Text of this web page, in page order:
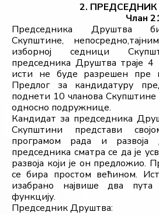
2.
Члан
Председника Друштва
Скупштине,
изборној седници
председника Друштва траје 4
исти не буде разрешен пре
Предлог за кандидатуру
поднети 10 чланова Скупштине
односно подружнице.
Кандидат за председника
Скупштини представи
програмом рада и развоја
председника сматра се да је
развоја који је он предложио.
се бира простом већином.
изабрано највише два
функцију.
Председник Друштва: